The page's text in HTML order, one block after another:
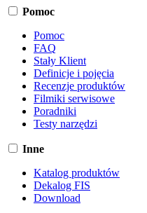
Pomoc
Pomoc
FAQ
Stały Klient
Definicje i pojęcia
Recenzje produktów
Filmiki serwisowe
Poradniki
Testy narzędzi
Inne
Katalog produktów
Dekalog FIS
Download